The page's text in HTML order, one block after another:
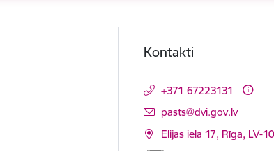
Kontakti
+371 67223131
E-pasts:
pasts@dvi.gov.lv
Elijas iela 17, Rīga, LV-